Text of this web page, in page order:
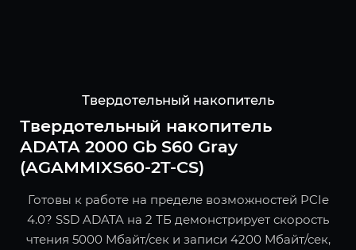
Твердотельный накопитель
Твердотельный накопитель
ADATA 2000 Gb S60 Gray
(AGAMMIXS60-2T-CS)
Готовы к работе на пределе возможностей PCIe
4.0? SSD ADATA на 2 ТБ демонстрирует скорость
чтения 5000 Мбайт/сек и записи 4200 Мбайт/сек,